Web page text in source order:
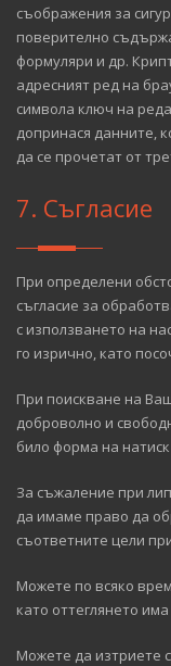
съображения за
поверително
формуляри и др.
адресният ред на
символа ключ на
допринася данните,
да се прочетат от
7. Съгласие
При определени
съгласие за
с използването на
го изрично, като
При поискване на
доброволно и
било форма на
За съжаление при
да имаме право да
съответните цели
Можете по всяко
като оттеглянето
Можете да изтриете